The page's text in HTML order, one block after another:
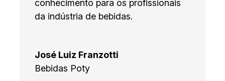
conhecimento para os profissionais
da indústria de bebidas.
José Luiz Franzotti
Bebidas Poty